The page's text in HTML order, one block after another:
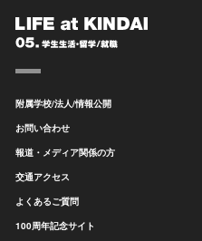
附属学校/法人/情報公開
お問い合わせ
報道・メディア関係の方
交通アクセス
よくあるご質問
100周年記念サイト